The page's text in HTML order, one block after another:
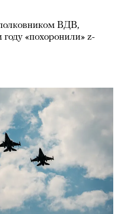
ВДВ,
«похоронили» z-